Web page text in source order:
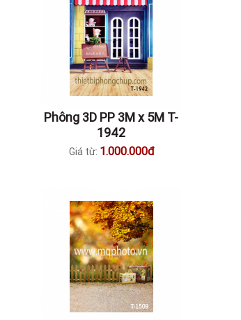
Phông 3D PP 3M x 5M T-
1942
Giá từ: 1.000.000đ